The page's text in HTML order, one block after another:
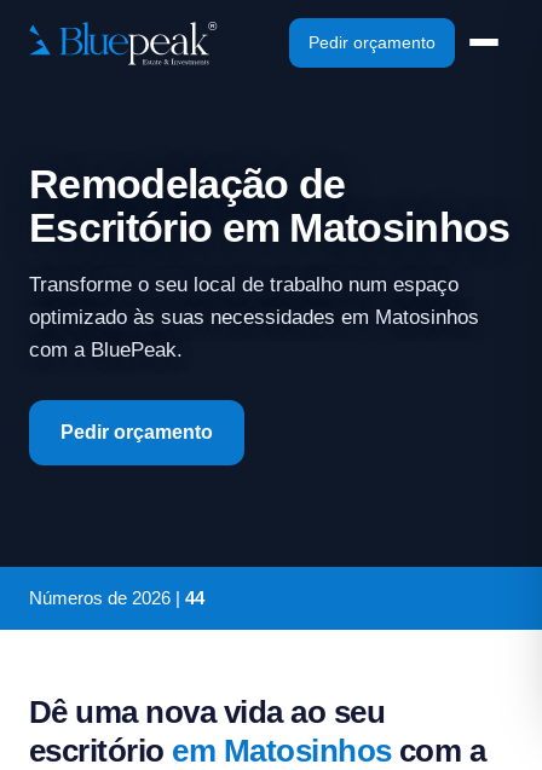
Pedir orçamento
Remodelação de
Escritório em Matosinhos
Transforme o seu local de trabalho num espaço
optimizado às suas necessidades em Matosinhos
com a BluePeak.
Pedir orçamento
Números de 2026 | 44
Dê uma nova vida ao seu
escritório em Matosinhoscom a